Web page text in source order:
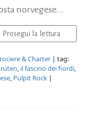
norvegese...
Prosegui la lettura
& Charter | tag:
, il fascino dei fiordi,
, Pulpit Rock |